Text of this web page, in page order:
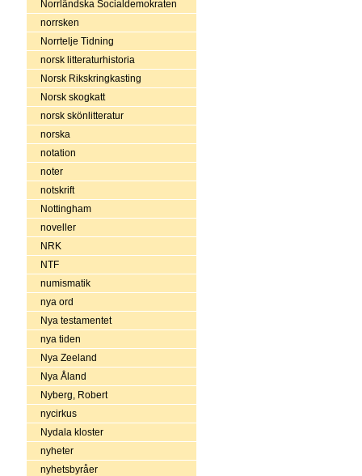
Norrländska Socialdemokraten
norrsken
Norrtelje Tidning
norsk litteraturhistoria
Norsk Rikskringkasting
Norsk skogkatt
norsk skönlitteratur
norska
notation
noter
notskrift
Nottingham
noveller
NRK
NTF
numismatik
nya ord
Nya testamentet
nya tiden
Nya Zeeland
Nya Åland
Nyberg, Robert
nycirkus
Nydala kloster
nyheter
nyhetsbyråer